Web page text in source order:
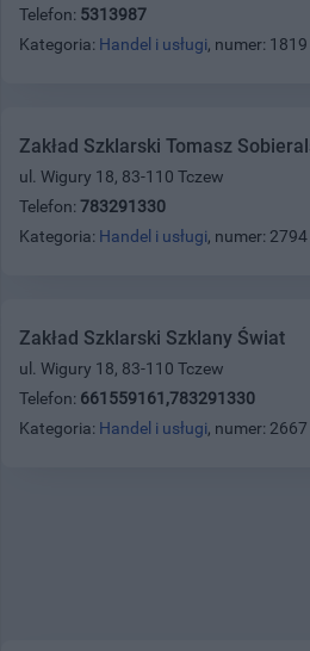
Telefon: 5313987
Kategoria: Handel i usługi, numer: 1819
Zakład Szklarski Tomasz
ul. Wigury 18, 83-110 Tczew
Telefon: 783291330
Kategoria: Handel i usługi, numer: 2794
Zakład Szklarski Szklany Świat
ul. Wigury 18, 83-110 Tczew
Telefon: 661559161,783291330
Kategoria: Handel i usługi, numer: 2667